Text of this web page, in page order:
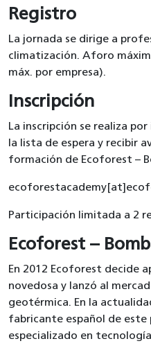
Registro
La jornada se dirige a
climatización. Aforo
máx. por empresa).
Inscripción
La inscripción se realiza
la lista de espera y recibir
formación de Ecoforest –
Participación limitada a 2
Ecoforest –
En 2012 Ecoforest decide
novedosa y lanzó al
geotérmica. En la
fabricante español de este
especializado en tecnología